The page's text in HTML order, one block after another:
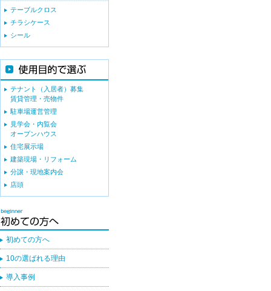
テーブルクロス
チラシケース
シール
テナント（入居者）募集
賃貸管理・売物件
駐車場運営管理
見学会・内覧会
オープンハウス
住宅展示場
建築現場・リフォーム
分譲・現地案内会
店頭
初めての方へ
10の選ばれる理由
導入事例